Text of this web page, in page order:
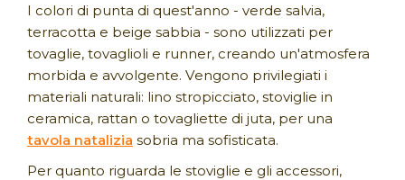
I colori di punta di quest'anno - verde salvia,
terracotta e beige sabbia - sono utilizzati per
tovaglie, tovaglioli e runner, creando un'atmosfera
morbida e avvolgente. Vengono privilegiati i
materiali naturali: lino stropicciato, stoviglie in
ceramica, rattan o tovagliette di juta, per una
tavola natalizia sobria ma sofisticata.
Per quanto riguarda le stoviglie e gli accessori,